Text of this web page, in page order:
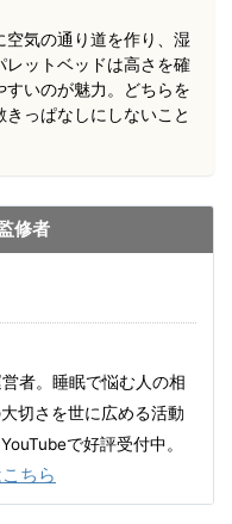
気の通り道を作り、湿
ットベッドは高さを確
いのが魅力。どちらを
っぱなしにしないこと
修者
者。睡眠で悩む人の相
切さを世に広める活動
で好評受付中。
ちら